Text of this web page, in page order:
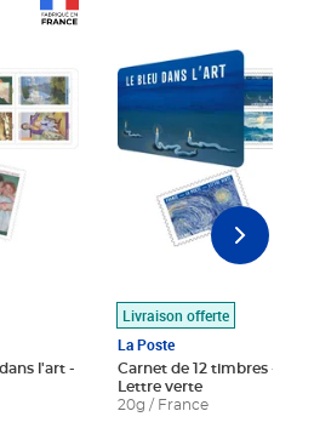
l'art -
Livraison offerte
La Poste
Carnet de 12 timbres - Le
Lettre verte
20g / France